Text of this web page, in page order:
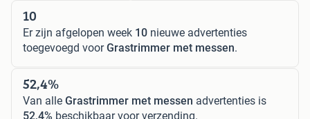
10
Er zijn afgelopen week 10 nieuwe advertenties
toegevoegd voorGrastrimmer met messen.
52,4%
Van alle Grastrimmer met messen advertenties is
52,4% beschikbaar voor verzending.